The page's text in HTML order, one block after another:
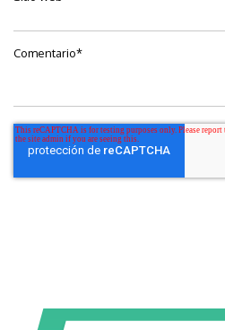
Comentario*